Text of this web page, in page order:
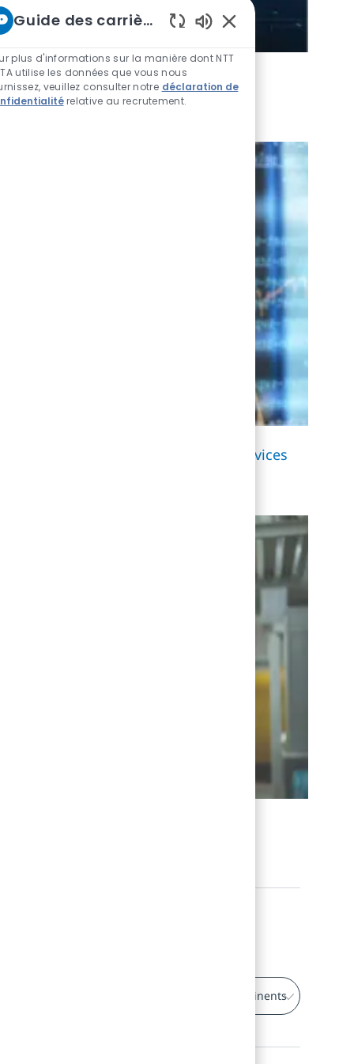
par l’IA pour renforcer la
évolution
critiques grâce à des services
des cybermenaces
Security
Guide des carrières chez NTT
plus d'informations sur la manière dont NTT
utilise les données que vous nous
veuillez consulter notre déclaration de
relative au recrutement.